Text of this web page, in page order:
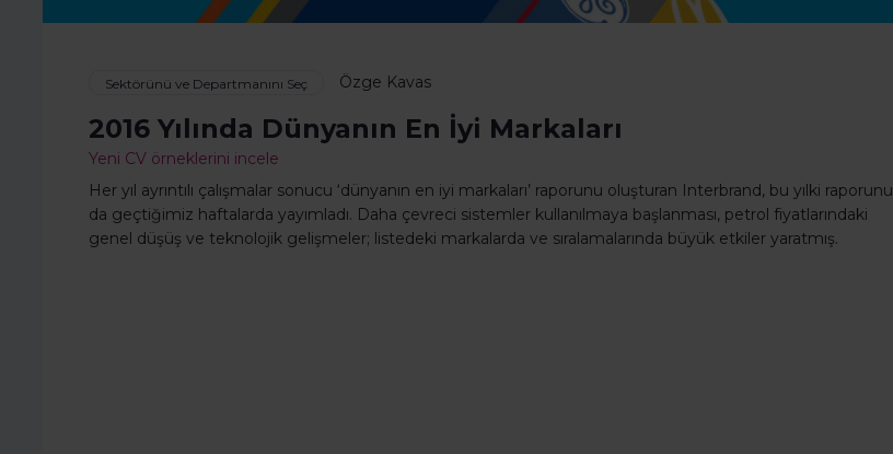
Sektörünü ve Departmanını Seç Özge Kavas
2016 Yılında Dünyanın En İyi Markaları
Yeni CV örneklerini incele
Her yıl ayrıntılı çalışmalar sonucu ‘dünyanın en iyi markaları’ raporunu oluşturan Interbrand, bu yılki raporunu
da geçtiğimiz haftalarda yayımladı. Daha çevreci sistemler kullanılmaya başlanması, petrol fiyatlarındaki
genel düşüş ve teknolojik gelişmeler; listedeki markalarda ve sıralamalarında büyük etkiler yaratmış.